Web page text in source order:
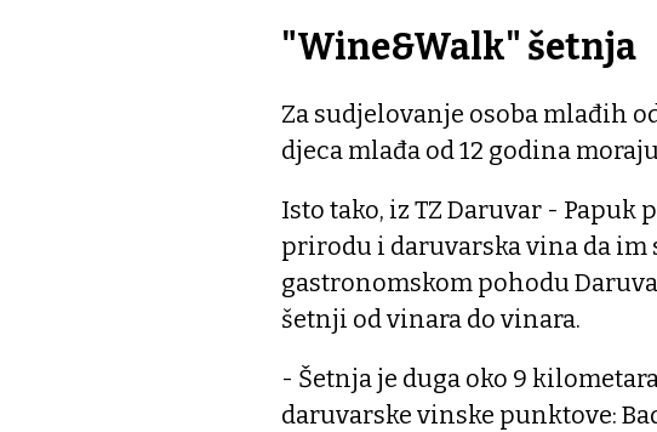
"Wine&Walk" šetnja
Za sudjelovanje osoba mlađih
djeca mlađa od 12 godina
Isto tako, iz TZ Daruvar -
prirodu i daruvarska vina da im
gastronomskom pohodu
šetnji od vinara do vinara.
- Šetnja je duga oko 9
daruvarske vinske punktove: